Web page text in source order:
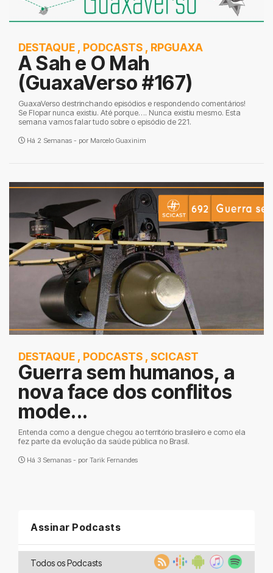
DESTAQUE , PODCASTS , RPGUAXA
A Sah e O Mah
(GuaxaVerso #167)
GuaxaVerso destrinchando episódios e respondendo comentários!
Se Flopar nunca existiu. Até porque…. Nunca existiu mesmo. Esta
semana vamos falar tudo sobre o episódio de 221.
Há 2 Semanas - por Marcelo Guaxinim
DESTAQUE , PODCASTS , SCICAST
Guerra sem humanos, a
nova face dos conflitos
mode...
Entenda como a dengue chegou ao território brasileiro e como ela
fez parte da evolução da saúde pública no Brasil.
Há 3 Semanas - por Tarik Fernandes
Assinar Podcasts
Todos os Podcasts